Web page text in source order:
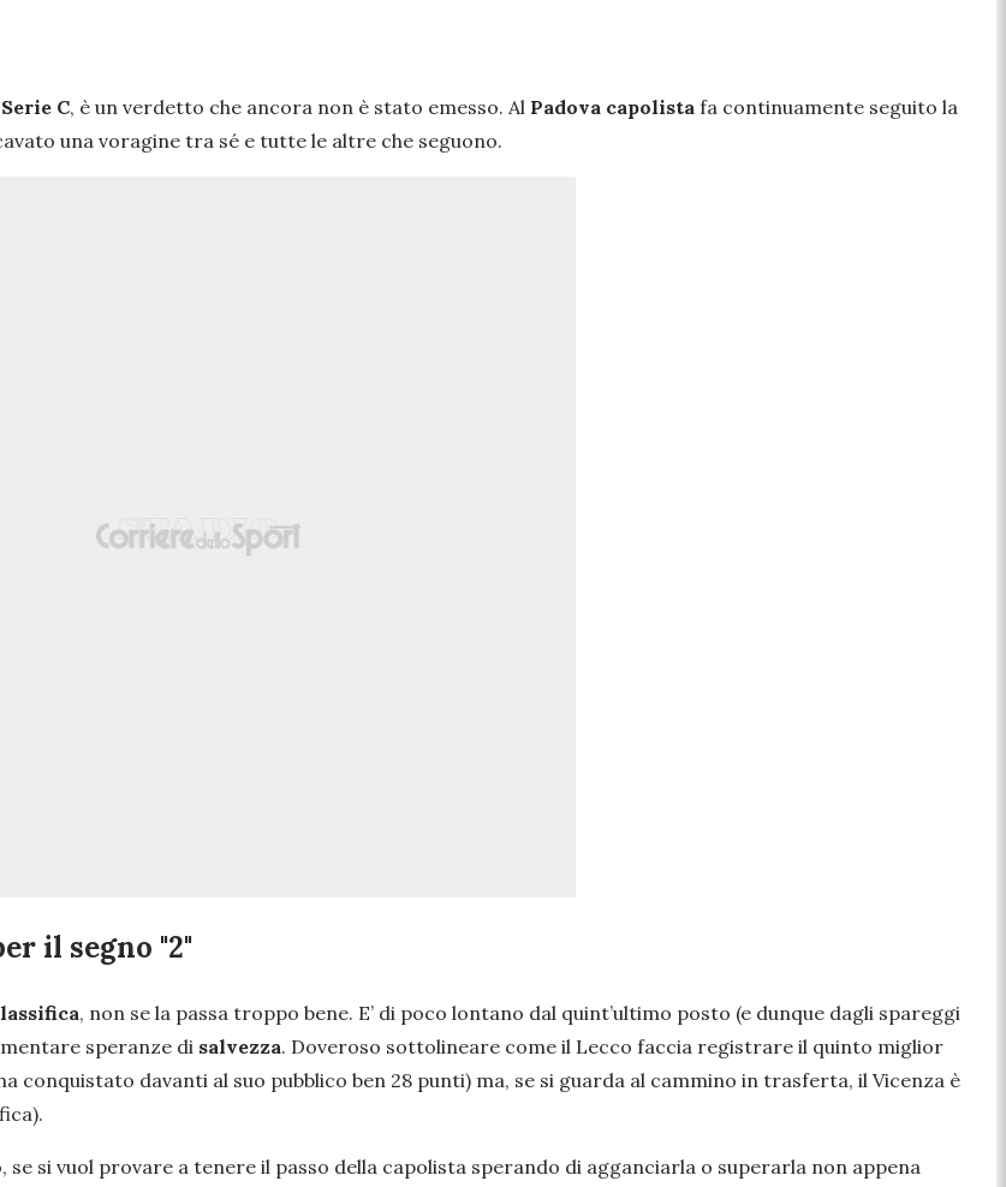
C, è un verdetto che ancora non è stato emesso. Al Padova capolista fa continuamente seguito la
una voragine tra sé e tutte le altre che seguono.
il segno "2"
, non se la passa troppo bene. E’ di poco lontano dal quint’ultimo posto (e dunque dagli spareggi
speranze di salvezza. Doveroso sottolineare come il Lecco faccia registrare il quinto miglior
davanti al suo pubblico ben 28 punti) ma, se si guarda al cammino in trasferta, il Vicenza è
se si vuol provare a tenere il passo della capolista sperando di agganciarla o superarla non appena